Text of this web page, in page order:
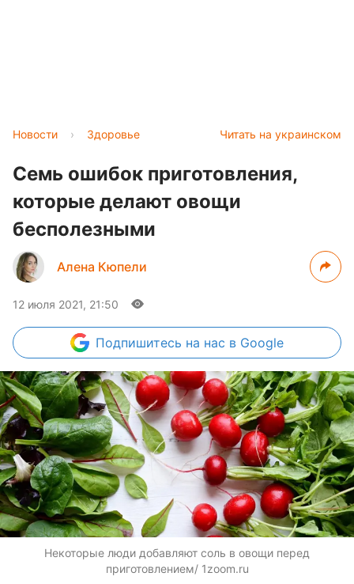
Читать на украинском
Новости › Здоровье
Cемь ошибок приготовления,
которые делают овощи
бесполезными
Алена Кюпели
12 июля 2021, 21:50
Подпишитесь на нас в Google
Некоторые люди добавляют соль в овощи перед
приготовлением/ 1zoom.ru